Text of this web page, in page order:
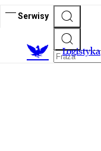
Serwisy
Logistyka